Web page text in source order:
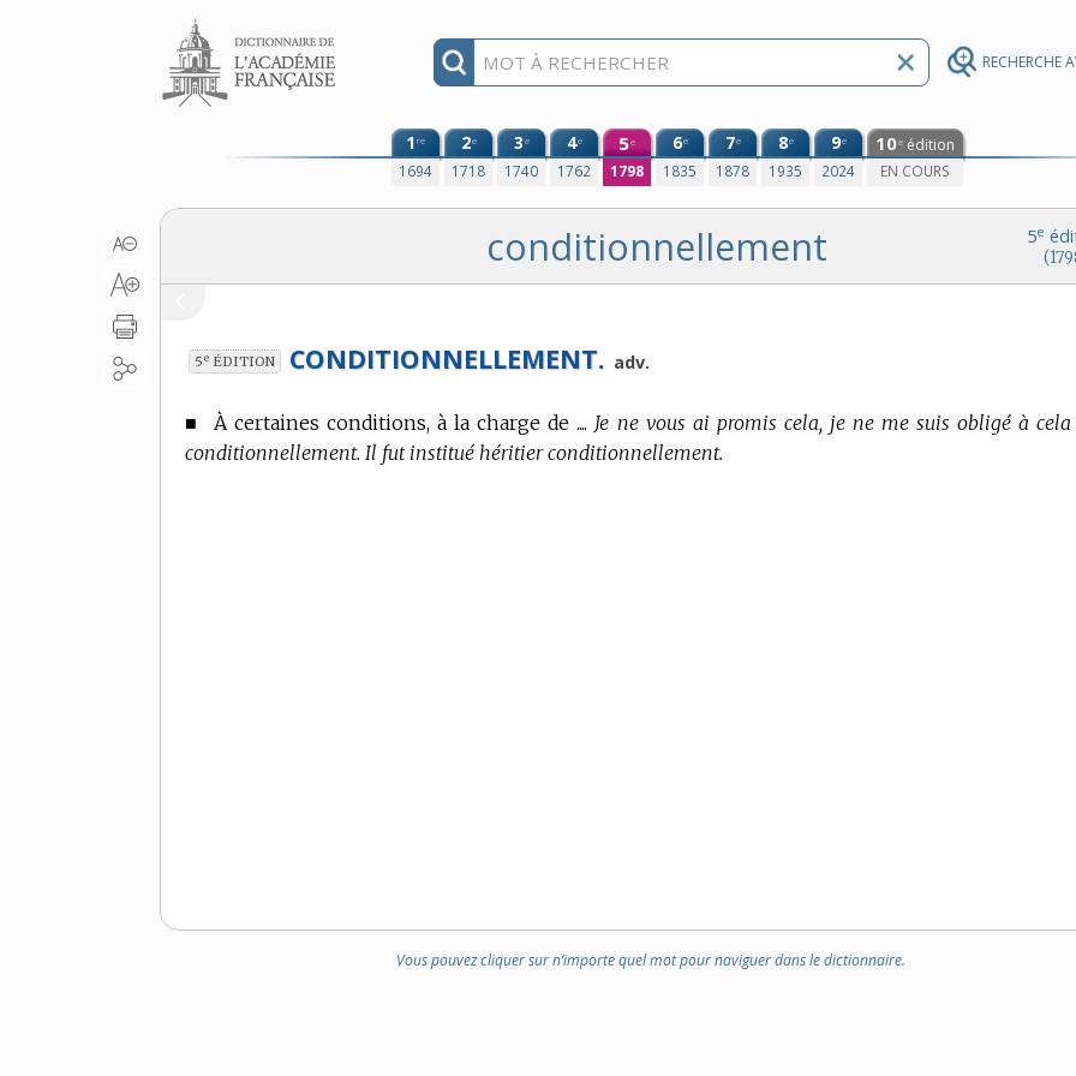
RECHERCHE
Aller au contenu
1re
1694
2e
1718
3e
1740
4e
1762
5e
1798
6e
1835
7e
1878
8e
1935
9e
2024
10e édition
EN COURS
5e
conditionnellement
5e ÉDITION CONDITIONNELLEMENT. adv.
■ À certaines conditions, à la charge de .... Je ne vous ai promis cela, je ne me suis obligé à cela
conditionnellement. Il fut institué héritier conditionnellement.
Vous pouvez cliquer sur n’importe quel mot pour naviguer dans le dictionnaire.